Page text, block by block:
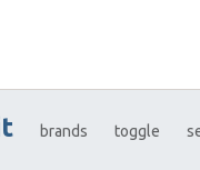
brands toggle